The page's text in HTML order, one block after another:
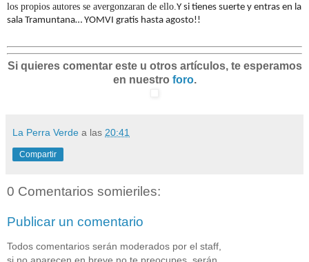
los propios autores se avergonzaran de ello. Y si tienes suerte y entras en la
sala Tramuntana… YOMVI gratis hasta agosto!!
Si quieres comentar este u otros artículos, te esperamos
en nuestro foro.
La Perra Verde a las 20:41
Compartir
0 Comentarios somieriles:
Publicar un comentario
Todos comentarios serán moderados por el staff,